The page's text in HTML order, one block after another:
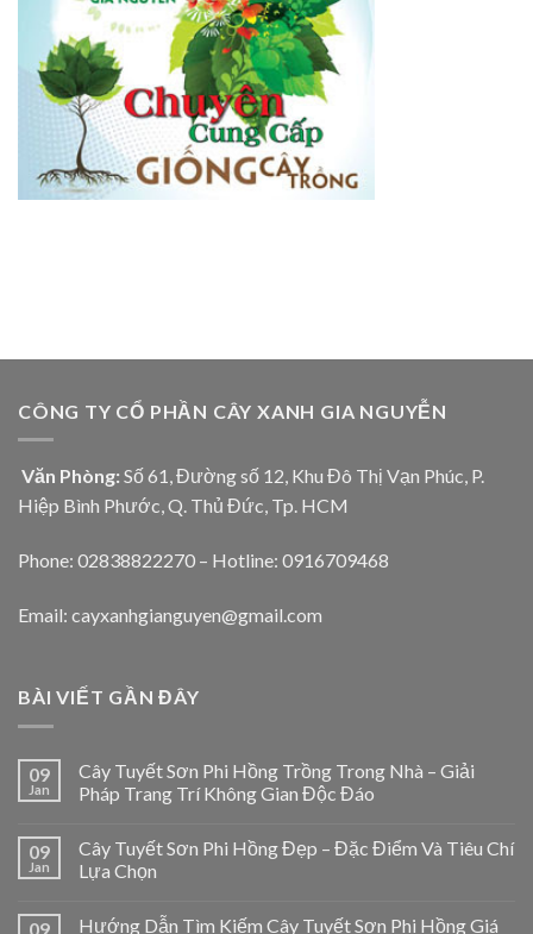
CÔNG TY CỔ PHẦN CÂY XANH GIA NGUYỄN
Văn Phòng: Số 61, Đường số 12, Khu Đô Thị Vạn Phúc, P.
Hiệp Bình Phước, Q. Thủ Đức, Tp. HCM
Phone: 02838822270 – Hotline: 0916709468
Email: cayxanhgianguyen@gmail.com
BÀI VIẾT GẦN ĐÂY
09
Jan
Cây Tuyết Sơn Phi Hồng Trồng Trong Nhà – Giải
Pháp Trang Trí Không Gian Độc Đáo
09
Jan
Cây Tuyết Sơn Phi Hồng Đẹp – Đặc Điểm Và Tiêu Chí
Lựa Chọn
09 Hướng Dẫn Tìm Kiếm Cây Tuyết Sơn Phi Hồng Giá